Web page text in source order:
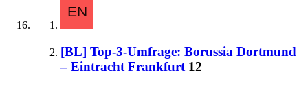
[BL] Top-3-Umfrage: Borussia Dortmund
– Eintracht Frankfurt 12